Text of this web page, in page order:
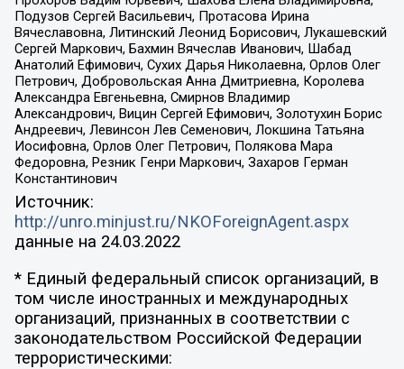
Подузов Сергей Васильевич, Протасова Ирина
Вячеславовна, Литинский Леонид Борисович, Лукашевский
Сергей Маркович, Бахмин Вячеслав Иванович, Шабад
Анатолий Ефимович, Сухих Дарья Николаевна, Орлов Олег
Петрович, Добровольская Анна Дмитриевна, Королева
Александра Евгеньевна, Смирнов Владимир
Александрович, Вицин Сергей Ефимович, Золотухин Борис
Андреевич, Левинсон Лев Семенович, Локшина Татьяна
Иосифовна, Орлов Олег Петрович, Полякова Мара
Федоровна, Резник Генри Маркович, Захаров Герман
Константинович
Источник:
http://unro.minjust.ru/NKOForeignAgent.aspx
данные на 24.03.2022
* Единый федеральный список организаций, в
том числе иностранных и международных
организаций, признанных в соответствии с
законодательством Российской Федерации
террористическими: